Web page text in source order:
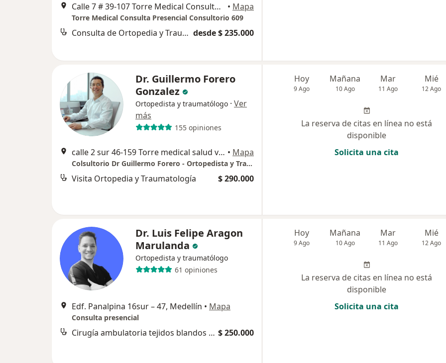
Calle 7 # 39-107 Torre Medical Consultorio 609, Medellín • Mapa
Torre Medical Consulta Presencial Consultorio 609
Consulta de Ortopedia y Traumatología desde $ 235.000
Dr. Guillermo Forero
Gonzalez
Ortopedista y traumatólogo · Ver
más
155 opiniones
calle 2 sur 46-159 Torre medical salud vegas consultorio 408 piso 4, Medellín • Mapa
Colsultorio Dr Guillermo Forero - Ortopedista y Traumatólogo
Visita Ortopedia y Traumatología $ 290.000
Hoy
9 Ago
Mañana
10 Ago
Mar
11 Ago
Mié
12 Ago
La reserva de citas en línea no está
disponible
Solicita una cita
Dr. Luis Felipe Aragon
Marulanda
Ortopedista y traumatólogo
61 opiniones
Edf. Panalpina 16sur – 47, Medellín • Mapa
Consulta presencial
Cirugía ambulatoria tejidos blandos de mano y muñeca $ 250.000
Hoy
9 Ago
Mañana
10 Ago
Mar
11 Ago
Mié
12 Ago
La reserva de citas en línea no está
disponible
Solicita una cita